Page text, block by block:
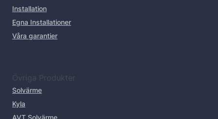
Installation
Egna Installationer
Våra garantier
Övriga Produkter
Solvärme
Kyla